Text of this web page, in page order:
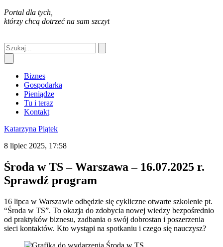
Portal dla tych,
którzy chcą dotrzeć na sam szczyt
Biznes
Gospodarka
Pieniądze
Tu i teraz
Kontakt
Katarzyna Piątek
8 lipiec 2025, 17:58
Środa w TS – Warszawa – 16.07.2025 r.
Sprawdź program
16 lipca w Warszawie odbędzie się cykliczne otwarte szkolenie pt.
“Środa w TS”. To okazja do zdobycia nowej wiedzy bezpośrednio
od praktyków biznesu, zadbania o swój dobrostan i poszerzenia
sieci kontaktów. Kto wystąpi na spotkaniu i czego się nauczysz?